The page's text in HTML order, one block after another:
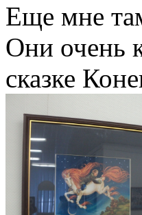
Еще мне
Они очень
сказке